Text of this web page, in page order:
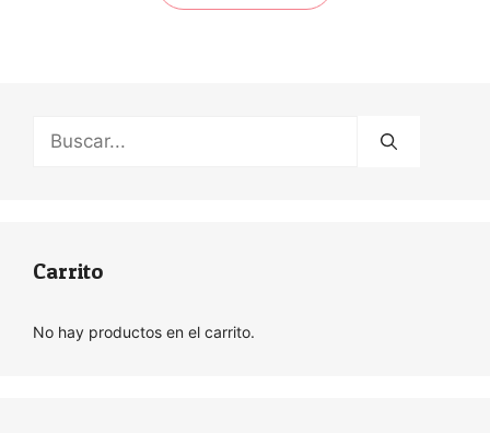
Buscar:
Carrito
No hay productos en el carrito.